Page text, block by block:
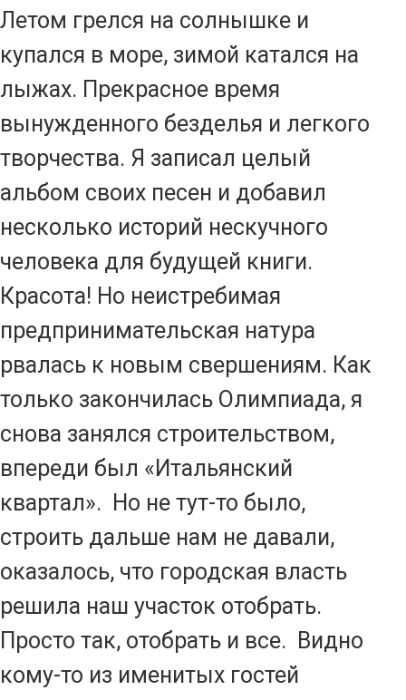
Летом грелся на солнышке и
купался в море, зимой катался на
лыжах. Прекрасное время
вынужденного безделья и легкого
творчества. Я записал целый
альбом своих песен и добавил
несколько историй нескучного
человека для будущей книги.
Красота! Но неистребимая
предпринимательская натура
рвалась к новым свершениям. Как
только закончилась Олимпиада, я
снова занялся строительством,
впереди был «Итальянский
квартал». Но не тут-то было,
строить дальше нам не давали,
оказалось, что городская власть
решила наш участок отобрать.
Просто так, отобрать и все. Видно
кому-то из именитых гостей